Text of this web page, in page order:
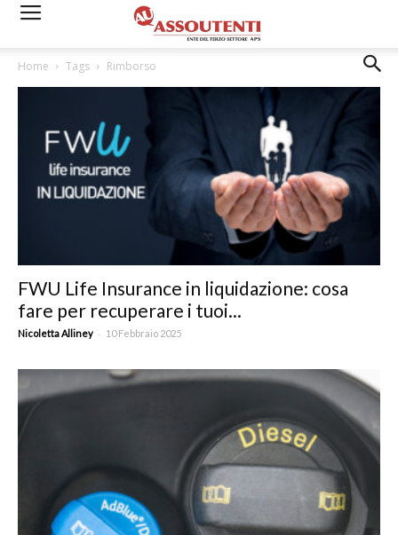
Home Tags Rimborso
FWU Life Insurance in liquidazione: cosa
fare per recuperare i tuoi...
Nicoletta Alliney - 10 Febbraio 2025